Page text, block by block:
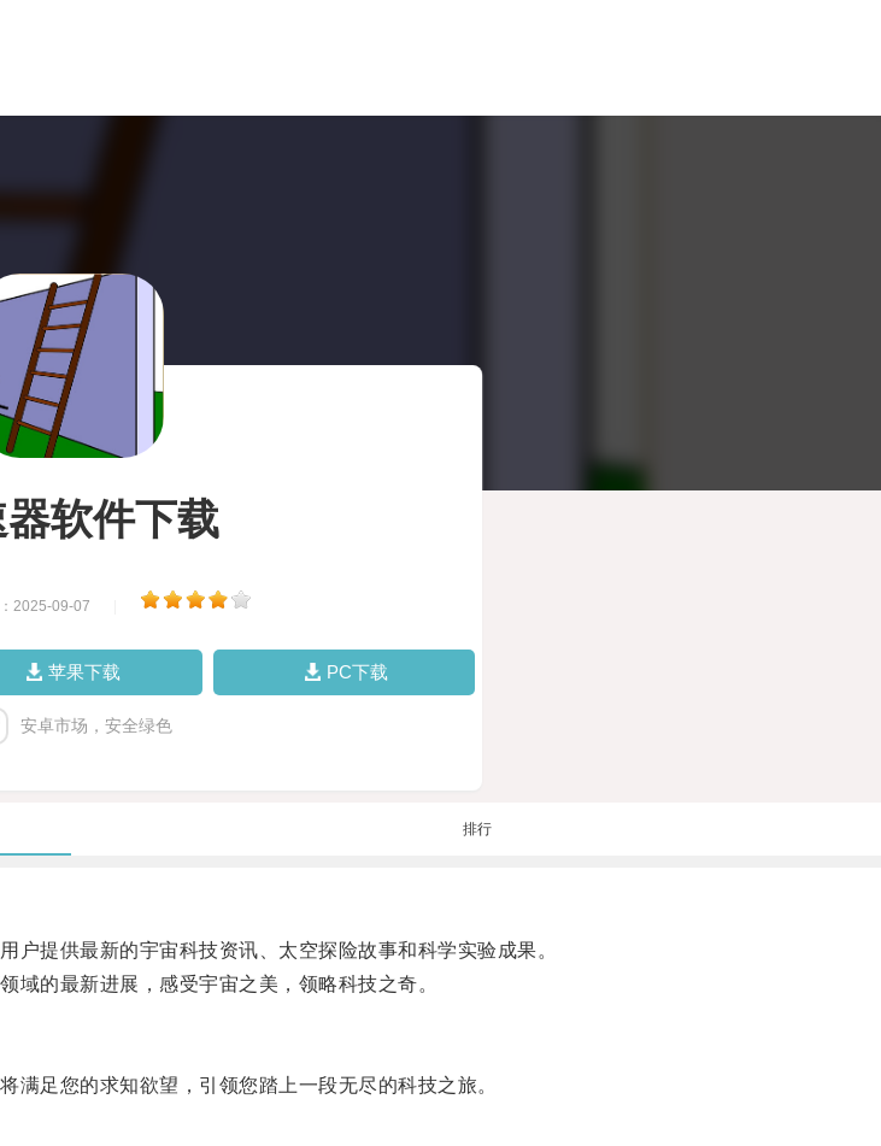
软件下载
2025-09-07
苹果下载 PC下载
安卓市场，安全绿色
排行
提供最新的宇宙科技资讯、太空探险故事和科学实验成果。
的最新进展，感受宇宙之美，领略科技之奇。
足您的求知欲望，引领您踏上一段无尽的科技之旅。